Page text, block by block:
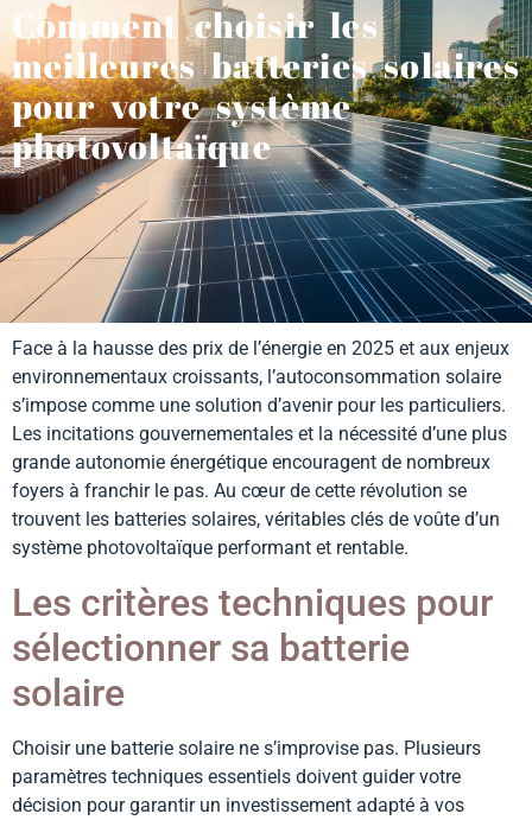
Comment choisir les
meilleures batteries solaires
pour votre système
photovoltaïque
Face à la hausse des prix de l’énergie en 2025 et aux enjeux
environnementaux croissants, l’autoconsommation solaire
s’impose comme une solution d’avenir pour les particuliers.
Les incitations gouvernementales et la nécessité d’une plus
grande autonomie énergétique encouragent de nombreux
foyers à franchir le pas. Au cœur de cette révolution se
trouvent les batteries solaires, véritables clés de voûte d’un
système photovoltaïque performant et rentable.
Les critères techniques pour
sélectionner sa batterie
solaire
Choisir une batterie solaire ne s’improvise pas. Plusieurs
paramètres techniques essentiels doivent guider votre
décision pour garantir un investissement adapté à vos